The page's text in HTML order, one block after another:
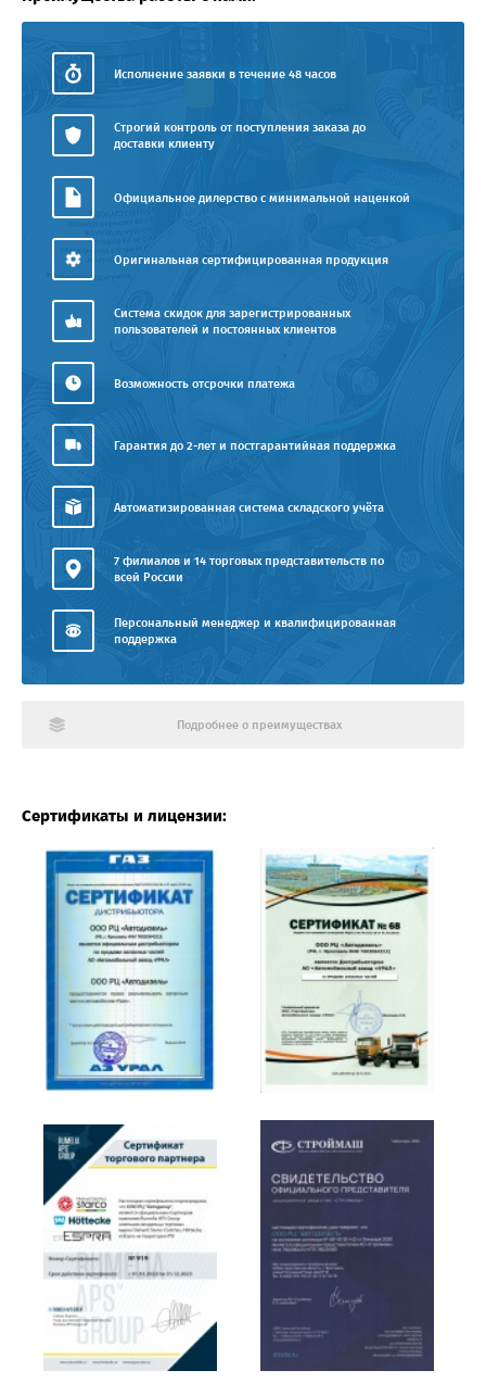
Исполнение заявки в течение 48 часов
Строгий контроль от поступления заказа до
доставки клиенту
Официальное дилерство с минимальной наценкой
Оригинальная сертифицированная продукция
Система скидок для зарегистрированных
пользователей и постоянных клиентов
Возможность отсрочки платежа
Гарантия до 2-лет и постгарантийная поддержка
Автоматизированная система складского учёта
7 филиалов и 14 торговых представительств по
всей России
Персональный менеджер и квалифицированная
поддержка
Подробнее о преимуществах
Сертификаты и лицензии: